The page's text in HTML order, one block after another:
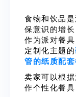
食物和饮品
保意识的增
作为派对餐
定制化主题的
管的纸质配
卖家可以根
作个性化餐具